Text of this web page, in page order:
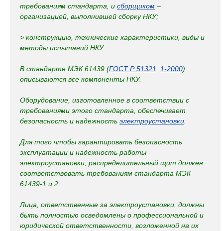
требованиям стандарта, и сборщиком –
организацией, выполнившей сборку НКУ;
> конструкцию, технические характеристики, виды и
методы испытаний НКУ.
В стандарте МЭК 61439 (ГОСТ Р 51321 1-2000)
описываются все компоненты НКУ.
Оборудование, изготовленное в соответствии с
требованиями этого стандарта, обеспечивает
безопасность и надежность электроустановки
Для того чтобы гарантировать безопасность
эксплуатации и надежность работы
электроустановки, распределительный щит должен
соответствовать требованиям стандарта МЭК
61439-1 и 2.
Лица, ответственные за электроустановки, должны
быть полностью осведомлены о профессиональной и
юридической ответственности, возложенной на их